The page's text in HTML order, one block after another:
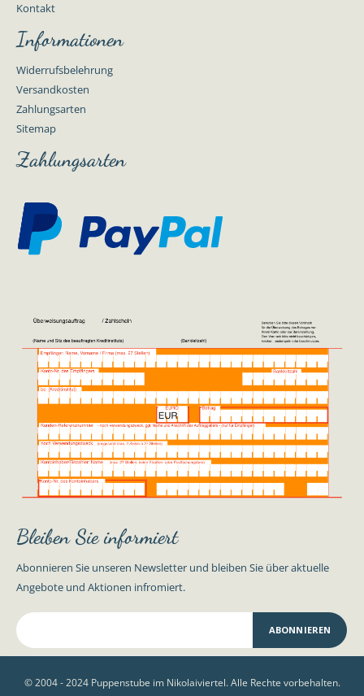
Kontakt
Informationen
Widerrufsbelehrung
Versandkosten
Zahlungsarten
Sitemap
Zahlungsarten
Bleiben Sie informiert
Abonnieren Sie unseren Newsletter und bleiben Sie über aktuelle
Angebote und Aktionen infromiert.
ABONNIEREN
© 2004 - 2024 Puppenstube im Nikolaiviertel. Alle Rechte vorbehalten.